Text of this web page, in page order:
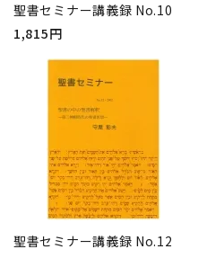
聖書セミナー講義録 No.10
1,815円
聖書セミナー講義録 No.12